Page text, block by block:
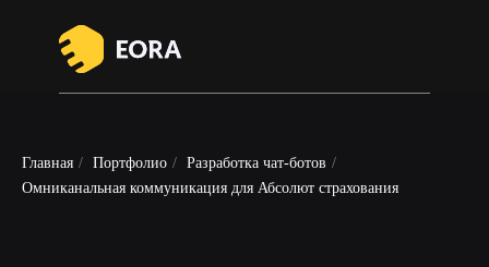
Главная / Портфолио / Разработка чат-ботов /
Омниканальная коммуникация для Абсолют страхования